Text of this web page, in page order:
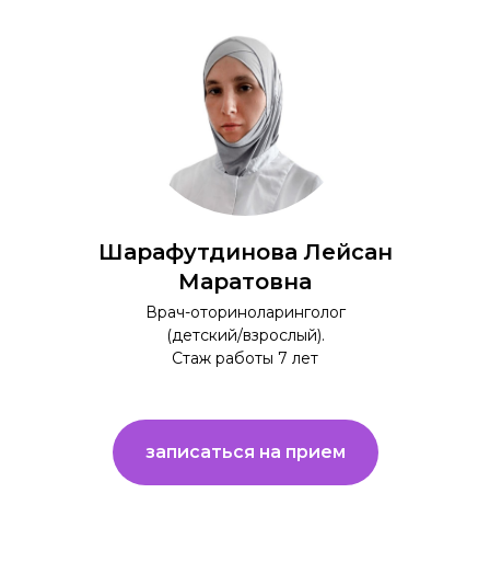
Шарафутдинова Лейсан
Маратовна
Врач-оториноларинголог
(детский/взрослый).
Стаж работы 7 лет
записаться на прием